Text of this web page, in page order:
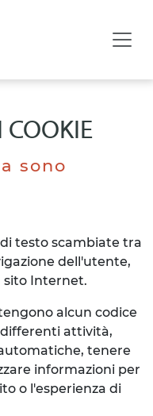
COOKIE
sono
testo scambiate tra
dell'utente,
sito Internet.
alcun codice
attività,
tenere
informazioni per
o l'esperienza di